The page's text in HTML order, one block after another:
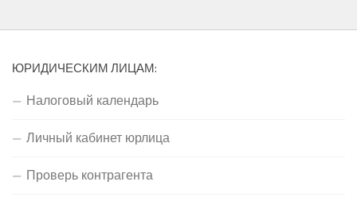
ЮРИДИЧЕСКИМ ЛИЦАМ:
Налоговый календарь
Личный кабинет юрлица
Проверь контрагента